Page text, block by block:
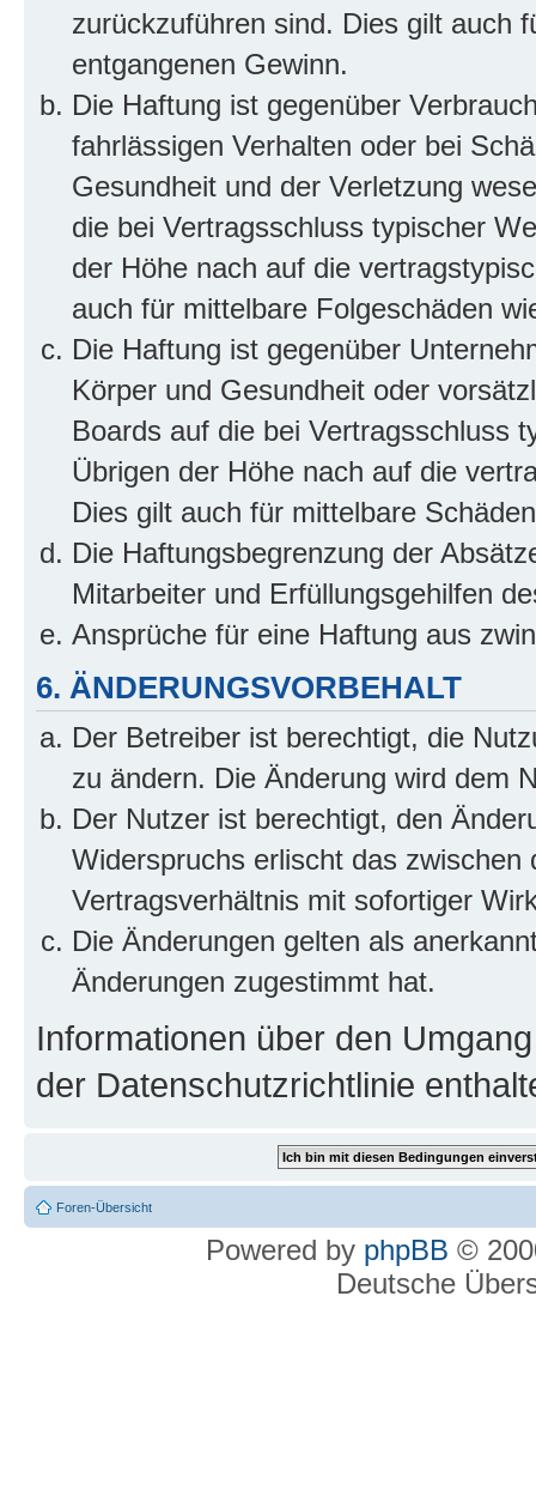
zurückzuführen sind. Dies gilt auch
entgangenen Gewinn.
Die Haftung ist gegenüber
fahrlässigen Verhalten oder bei
Gesundheit und der Verletzung
die bei Vertragsschluss typischer
der Höhe nach auf die
auch für mittelbare Folgeschäden
Die Haftung ist gegenüber
Körper und Gesundheit oder
Boards auf die bei Vertragsschluss
Übrigen der Höhe nach auf die
Dies gilt auch für mittelbare
Die Haftungsbegrenzung der
Mitarbeiter und Erfüllungsgehilfen
Ansprüche für eine Haftung aus
6. ÄNDERUNGSVORBEHALT
Der Betreiber ist berechtigt, die
zu ändern. Die Änderung wird dem
Der Nutzer ist berechtigt, den
Widerspruchs erlischt das
Vertragsverhältnis mit sofortiger
Die Änderungen gelten als
Änderungen zugestimmt hat.
Informationen über den
der Datenschutzrichtlinie
Foren-Übersicht
Powered by phpBB ©
Deutsche